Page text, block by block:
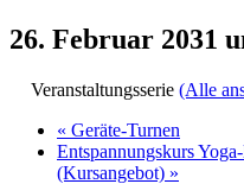
26. Februar 2031
Veranstaltungsserie (Alle
« Geräte-Turnen
Entspannungskurs
(Kursangebot) »